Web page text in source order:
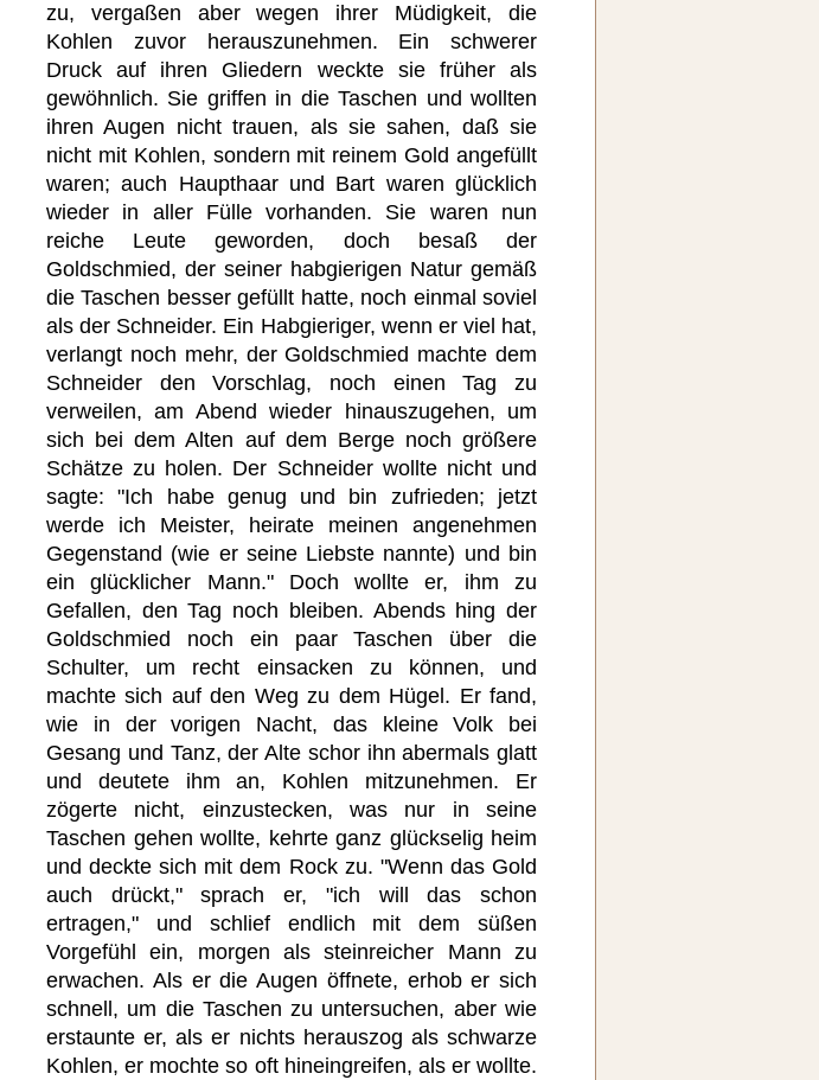
zu, vergaßen aber wegen ihrer Müdigkeit, die
Kohlen zuvor herauszunehmen. Ein schwerer
Druck auf ihren Gliedern weckte sie früher als
gewöhnlich. Sie griffen in die Taschen und wollten
ihren Augen nicht trauen, als sie sahen, daß sie
nicht mit Kohlen, sondern mit reinem Gold angefüllt
waren; auch Haupthaar und Bart waren glücklich
wieder in aller Fülle vorhanden. Sie waren nun
reiche Leute geworden, doch besaß der
Goldschmied, der seiner habgierigen Natur gemäß
die Taschen besser gefüllt hatte, noch einmal soviel
als der Schneider. Ein Habgieriger, wenn er viel hat,
verlangt noch mehr, der Goldschmied machte dem
Schneider den Vorschlag, noch einen Tag zu
verweilen, am Abend wieder hinauszugehen, um
sich bei dem Alten auf dem Berge noch größere
Schätze zu holen. Der Schneider wollte nicht und
sagte: "Ich habe genug und bin zufrieden; jetzt
werde ich Meister, heirate meinen angenehmen
Gegenstand (wie er seine Liebste nannte) und bin
ein glücklicher Mann." Doch wollte er, ihm zu
Gefallen, den Tag noch bleiben. Abends hing der
Goldschmied noch ein paar Taschen über die
Schulter, um recht einsacken zu können, und
machte sich auf den Weg zu dem Hügel. Er fand,
wie in der vorigen Nacht, das kleine Volk bei
Gesang und Tanz, der Alte schor ihn abermals glatt
und deutete ihm an, Kohlen mitzunehmen. Er
zögerte nicht, einzustecken, was nur in seine
Taschen gehen wollte, kehrte ganz glückselig heim
und deckte sich mit dem Rock zu. "Wenn das Gold
auch drückt," sprach er, "ich will das schon
ertragen," und schlief endlich mit dem süßen
Vorgefühl ein, morgen als steinreicher Mann zu
erwachen. Als er die Augen öffnete, erhob er sich
schnell, um die Taschen zu untersuchen, aber wie
erstaunte er, als er nichts herauszog als schwarze
Kohlen, er mochte so oft hineingreifen, als er wollte.